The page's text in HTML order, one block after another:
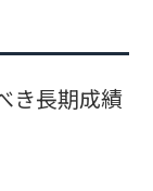
き長期成績